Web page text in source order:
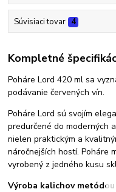
Súvisiaci tovar 4
Kompletné
Poháre Lord 420 ml sa
podávanie červených vín.
Poháre Lord sú svojím
predurčené do moderných
nielen praktickým a
náročnejších hostí. Poháre
vyrobený z jedného kusu
Výroba kalichov